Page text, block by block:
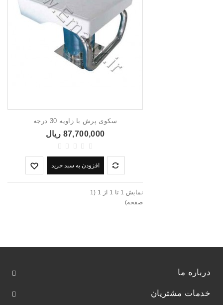
سکوی پرش با زاویه 30 درجه
87,700,000 ریال
افزودن به سبد خرید
نمايش 1 تا 1 از 1 (1
صفحه)
درباره ما
خدمات مشتریان